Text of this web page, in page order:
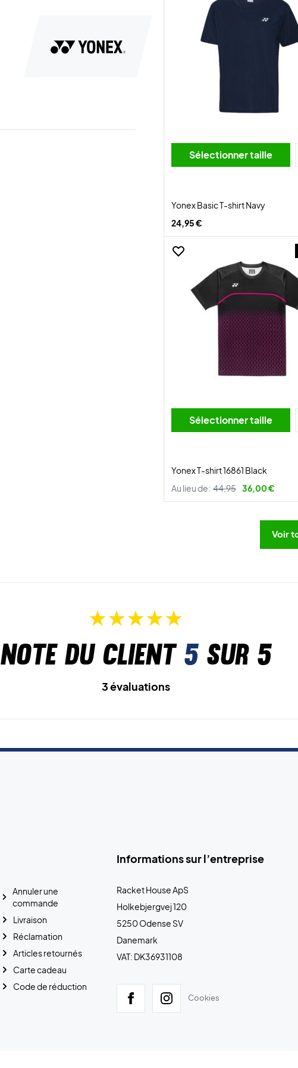
Sélectionner taille
Yonex Basic T-shirt Navy
24,95 €
Sélectionner taille
Yonex T-shirt 16861 Black
Au lieu de: 44,95 36,00 €
Voir
Note du client 5sur 5
3 évaluations
Informations sur l’entreprise
Racket House ApS
Holkebjergvej 120
5250 Odense SV
Danemark
VAT: DK36931108
Cookies
Annuler une
commande
Livraison
Réclamation
Articles retournés
Carte cadeau
Code de réduction